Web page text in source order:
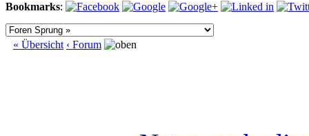
Bookmarks:
« Übersicht ‹ Forum